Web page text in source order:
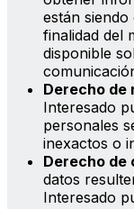
están
finalidad del
disponible
Derecho
Interesado
personales
inexactos o
Derecho de
datos
Interesado